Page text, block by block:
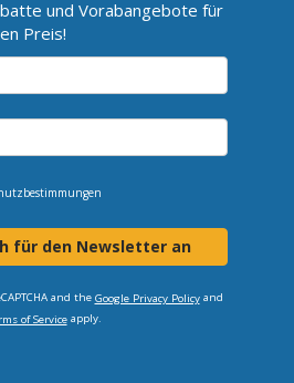
und Vorabangebote für
Preis!
für den Newsletter an
and the Google Privacy Policyand
of Serviceapply.